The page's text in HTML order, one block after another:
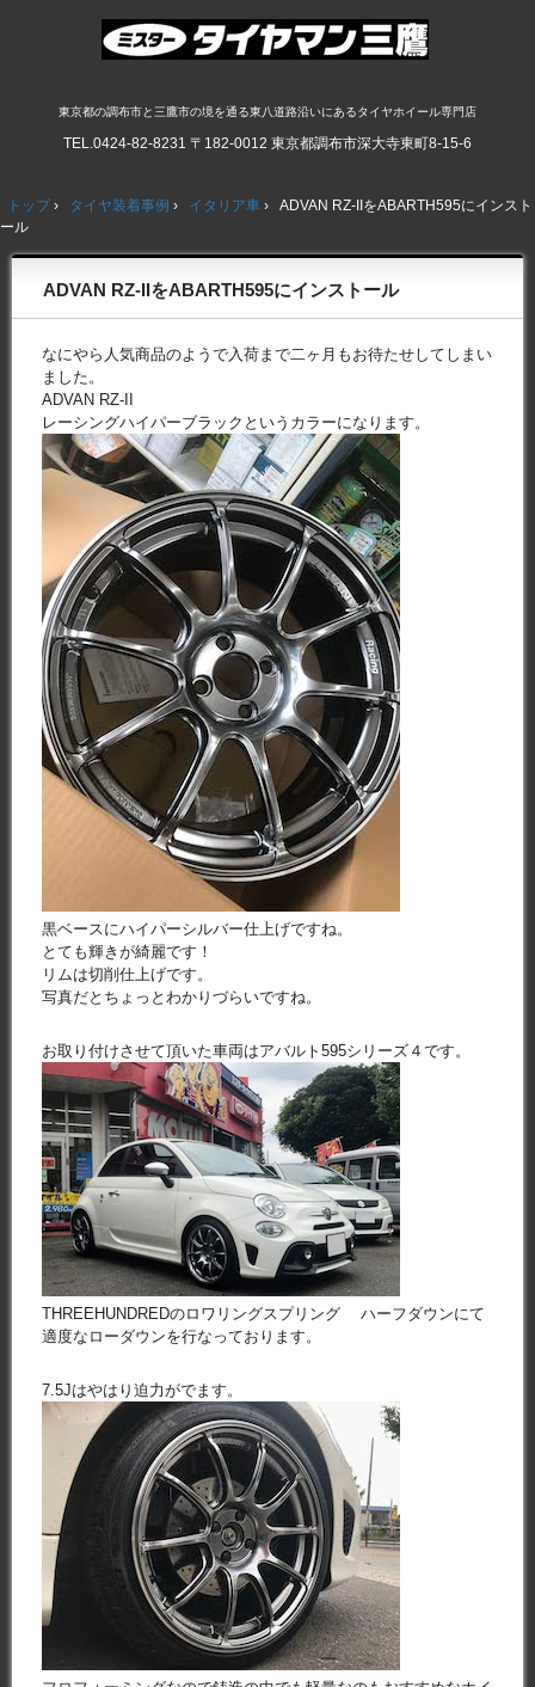
東京都の調布市と三鷹市の境を通る東八道路沿いにあるタイヤホイール専門店
TEL.0424-82-8231 〒182-0012 東京都調布市深大寺東町8-15-6
トップ › タイヤ装着事例 › イタリア車 ›
ADVAN RZ-IIをABARTH595にインスト
ール
ADVAN RZ-IIをABARTH595にインストール
なにやら人気商品のようで入荷まで二ヶ月もお待たせしてしまい
ました。
ADVAN RZ-II
レーシングハイパーブラックというカラーになります。
黒ベースにハイパーシルバー仕上げですね。
とても輝きが綺麗です！
リムは切削仕上げです。
写真だとちょっとわかりづらいですね。
お取り付けさせて頂いた車両はアバルト595シリーズ４です。
THREEHUNDREDのロワリングスプリング ハーフダウンにて
適度なローダウンを行なっております。
7.5Jはやはり迫力がでます。